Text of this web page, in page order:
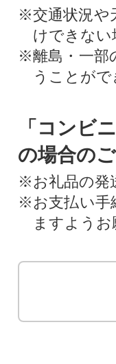
※交通状況や
けできない
※離島・一部
うことがで
「コンビ
の場合の
※お礼品の発
※お支払い手
ますようお